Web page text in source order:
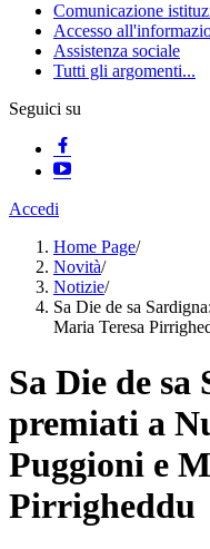
Comunicazione
Accesso
Assistenza sociale
Tutti gli argomenti...
Seguici su
Accedi
Home Page/
Novità/
Notizie/
Sa Die de sa
Maria Teresa
Sa Die de sa
premiati a
Puggioni e
Pirrigheddu